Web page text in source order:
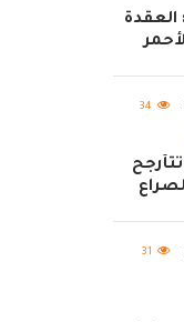
34
31